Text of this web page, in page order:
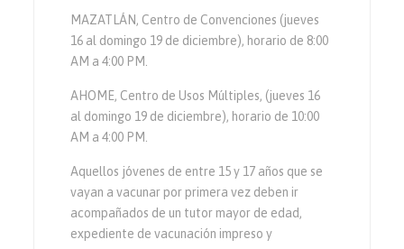
MAZATLÁN, Centro de Convenciones (jueves
16 al domingo 19 de diciembre), horario de 8:00
AM a 4:00 PM.
AHOME, Centro de Usos Múltiples, (jueves 16
al domingo 19 de diciembre), horario de 10:00
AM a 4:00 PM.
Aquellos jóvenes de entre 15 y 17 años que se
vayan a vacunar por primera vez deben ir
acompañados de un tutor mayor de edad,
expediente de vacunación impreso y